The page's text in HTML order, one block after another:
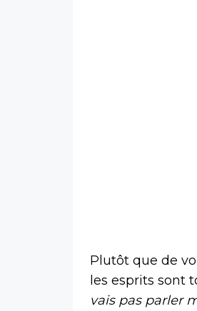
Plutôt que de
les esprits sont
vais pas parler